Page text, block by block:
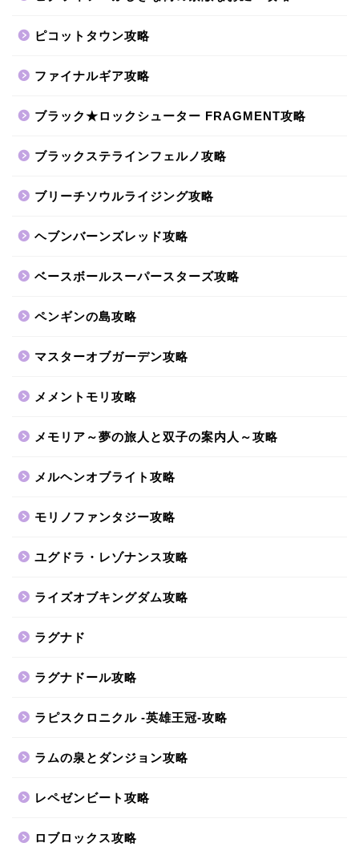
ピコットタウン攻略
ファイナルギア攻略
ブラック★ロックシューター FRAGMENT攻略
ブラックステラインフェルノ攻略
ブリーチソウルライジング攻略
ヘブンバーンズレッド攻略
ベースボールスーパースターズ攻略
ペンギンの島攻略
マスターオブガーデン攻略
メメントモリ攻略
メモリア～夢の旅人と双子の案内人～攻略
メルヘンオブライト攻略
モリノファンタジー攻略
ユグドラ・レゾナンス攻略
ライズオブキングダム攻略
ラグナド
ラグナドール攻略
ラピスクロニクル -英雄王冠-攻略
ラムの泉とダンジョン攻略
レペゼンビート攻略
ロブロックス攻略